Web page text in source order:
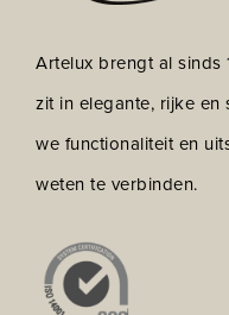
Artelux brengt al sinds
zit in elegante, rijke
we functionaliteit en
weten te verbinden.